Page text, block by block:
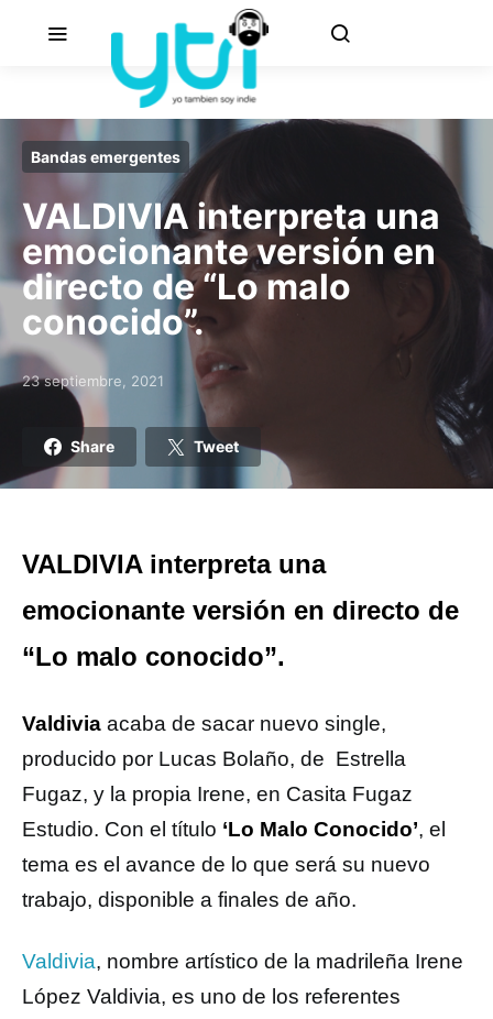
Bandas emergentes
VALDIVIA interpreta una
emocionante versión en
directo de “Lo malo
conocido”.
Posted on
23 septiembre, 2021
Share Tweet
VALDIVIA interpreta una
emocionante versión en directo de
“Lo malo conocido”.
Valdivia acaba de sacar nuevo single,
producido por Lucas Bolaño, de Estrella
Fugaz, y la propia Irene, en Casita Fugaz
Estudio. Con el título ‘Lo Malo Conocido’, el
tema es el avance de lo que será su nuevo
trabajo, disponible a finales de año.
Valdivia, nombre artístico de la madrileña Irene
López Valdivia, es uno de los referentes